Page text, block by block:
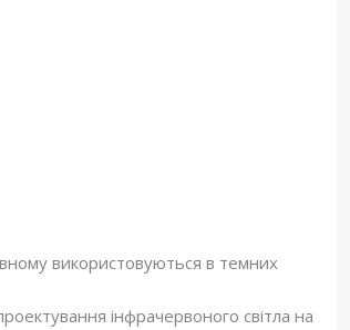
використовуються в темних
інфрачервоного світла на